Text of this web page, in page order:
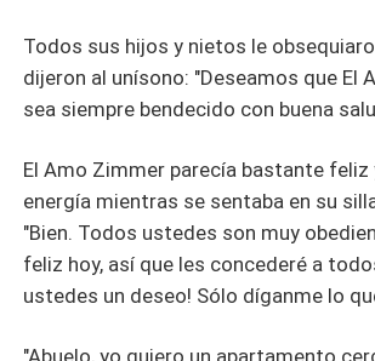
Todos sus hijos y nietos le
dijeron al unísono: "Deseamos que El
sea siempre bendecido con buena
El Amo Zimmer parecía bastante feliz
energía mientras se sentaba en su
"Bien. Todos ustedes son muy
feliz hoy, así que les concederé a
ustedes un deseo! Sólo díganme lo
"Abuelo, yo quiero un apartamento